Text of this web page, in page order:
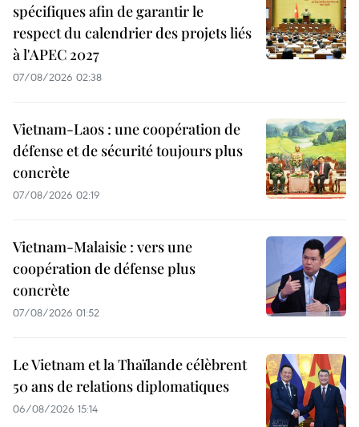
spécifiques afin de garantir le
respect du calendrier des projets liés
à l'APEC 2027
07/08/2026 02:38
Vietnam-Laos : une coopération de
défense et de sécurité toujours plus
concrète
07/08/2026 02:19
Vietnam-Malaisie : vers une
coopération de défense plus
concrète
07/08/2026 01:52
Le Vietnam et la Thaïlande célèbrent
50 ans de relations diplomatiques
06/08/2026 15:14